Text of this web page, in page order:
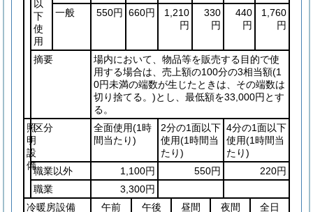
以
下
使
用
一般 550円 660円
1,210
円
330
円
440
円
1,760
円
摘要
場内において、物品等を販売する目的で使
用する場合は、売上額の100分の3相当額(1
0円未満の端数が生じたときは、その端数は
切り捨てる。)とし、最低額を33,000円とす
る。
照
明
設
備
区分 全面使用(1時
間当たり)
2分の1面以下
使用(1時間当
たり)
4分の1面以下
使用(1時間当
たり)
職業以外
1,100円 550円
220円
職業
3,300円
冷暖房設備
午前 午後 昼間 夜間
全日